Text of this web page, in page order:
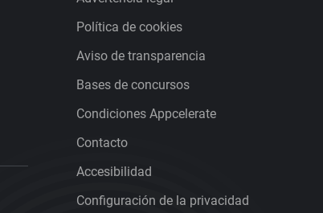
Política de cookies
Aviso de transparencia
Bases de concursos
Condiciones Appcelerate
Contacto
Accesibilidad
Configuración de la privacidad